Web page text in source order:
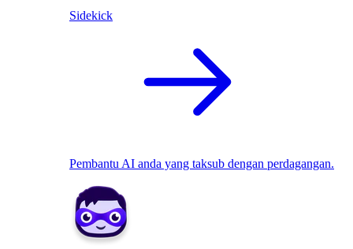
Sidekick
Pembantu AI anda yang taksub dengan perdagangan.